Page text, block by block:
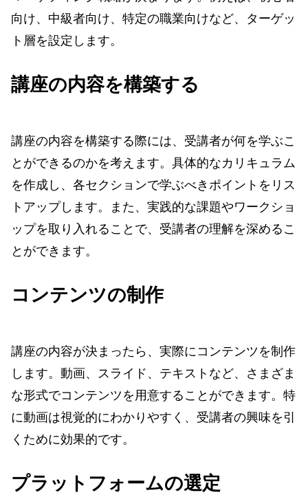
向け、中級者向け、特定の職業向けなど、ターゲッ
ト層を設定します。
講座の内容を構築する
講座の内容を構築する際には、受講者が何を学ぶこ
とができるのかを考えます。具体的なカリキュラム
を作成し、各セクションで学ぶべきポイントをリス
トアップします。また、実践的な課題やワークショ
ップを取り入れることで、受講者の理解を深めるこ
とができます。
コンテンツの制作
講座の内容が決まったら、実際にコンテンツを制作
します。動画、スライド、テキストなど、さまざま
な形式でコンテンツを用意することができます。特
に動画は視覚的にわかりやすく、受講者の興味を引
くために効果的です。
プラットフォームの選定